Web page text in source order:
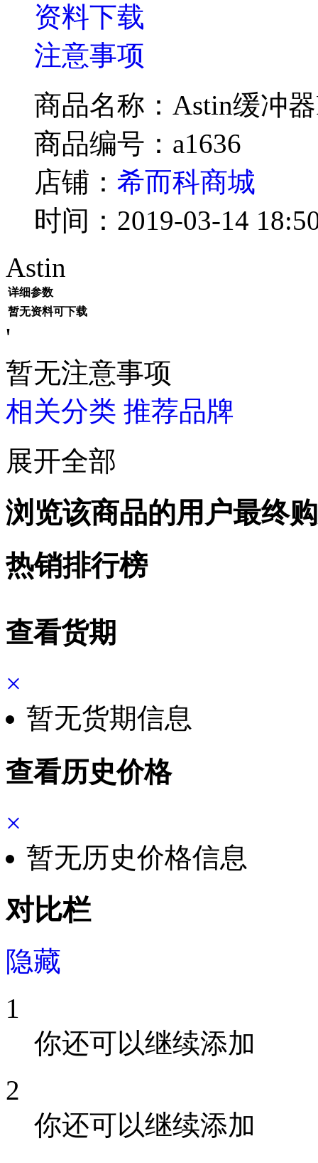
资料下载
注意事项
商品名称：Astin缓冲
商品编号：a1636
店铺： 希而科商城
时间：2019-03-14
Astin
详细参数
暂无资料可下载
'
暂无注意事项
相关分类 推荐品牌
展开全部
浏览该商品的用户最终
热销排行榜
查看货期
×
暂无货期信息
查看历史价格
×
暂无历史价格信息
对比栏
隐藏
1
你还可以继续添加
2
你还可以继续添加